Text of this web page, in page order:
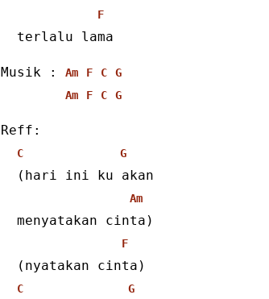
F
terlalu lama
Musik : Am F C
G
Am
F C G
Reff:
C G
(hari ini ku akan
Am
menyatakan cinta)
F
(nyatakan cinta)
C G